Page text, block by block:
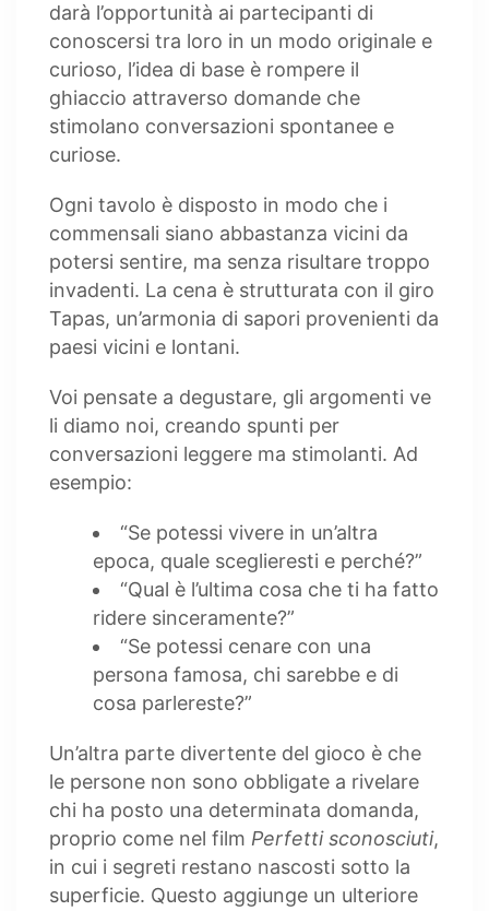
darà l’opportunità ai partecipanti di
conoscersi tra loro in un modo originale e
curioso, l’idea di base è rompere il
ghiaccio attraverso domande che
stimolano conversazioni spontanee e
curiose.
Ogni tavolo è disposto in modo che i
commensali siano abbastanza vicini da
potersi sentire, ma senza risultare troppo
invadenti. La cena è strutturata con il giro
Tapas, un’armonia di sapori provenienti da
paesi vicini e lontani.
Voi pensate a degustare, gli argomenti ve
li diamo noi, creando spunti per
conversazioni leggere ma stimolanti. Ad
esempio:
“Se potessi vivere in un’altra
epoca, quale sceglieresti e perché?”
“Qual è l’ultima cosa che ti ha fatto
ridere sinceramente?”
“Se potessi cenare con una
persona famosa, chi sarebbe e di
cosa parlereste?”
Un’altra parte divertente del gioco è che
le persone non sono obbligate a rivelare
chi ha posto una determinata domanda,
proprio come nel film Perfetti sconosciuti,
in cui i segreti restano nascosti sotto la
superficie. Questo aggiunge un ulteriore